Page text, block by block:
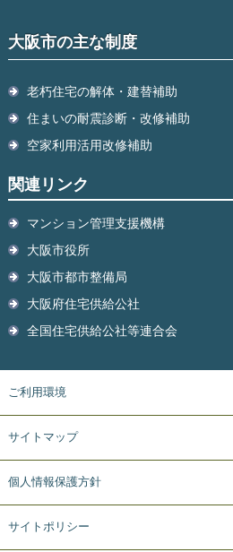
大阪市の主な制度
老朽住宅の解体・建替補助
住まいの耐震診断・改修補助
空家利用活用改修補助
関連リンク
マンション管理支援機構
大阪市役所
大阪市都市整備局
大阪府住宅供給公社
全国住宅供給公社等連合会
ご利用環境
サイトマップ
個人情報保護方針
サイトポリシー